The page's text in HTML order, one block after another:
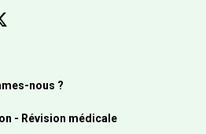
nous ?
- Révision médicale